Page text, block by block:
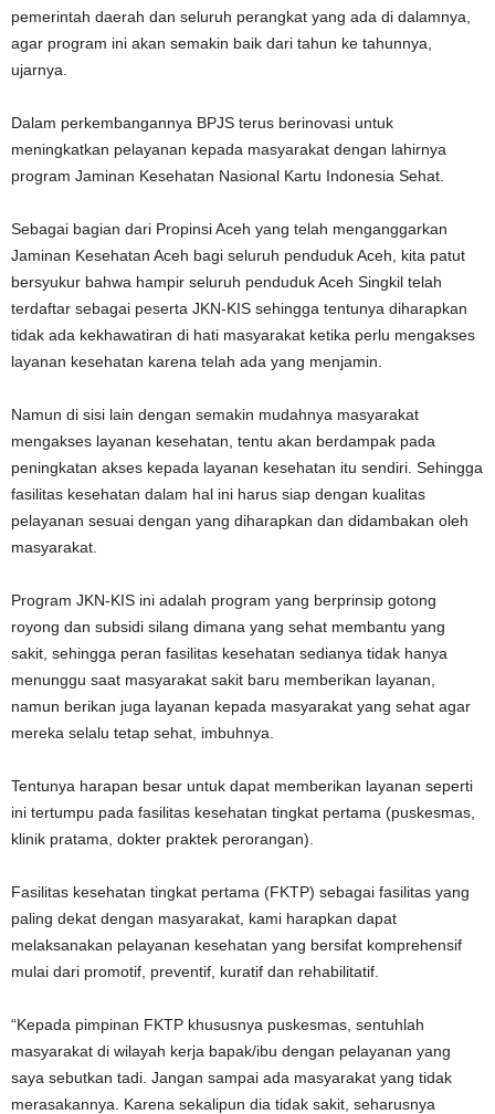
pemerintah daerah dan seluruh perangkat yang ada di dalamnya,
agar program ini akan semakin baik dari tahun ke tahunnya,
ujarnya.
Dalam perkembangannya BPJS terus berinovasi untuk
meningkatkan pelayanan kepada masyarakat dengan lahirnya
program Jaminan Kesehatan Nasional Kartu Indonesia Sehat.
Sebagai bagian dari Propinsi Aceh yang telah menganggarkan
Jaminan Kesehatan Aceh bagi seluruh penduduk Aceh, kita patut
bersyukur bahwa hampir seluruh penduduk Aceh Singkil telah
terdaftar sebagai peserta JKN-KIS sehingga tentunya diharapkan
tidak ada kekhawatiran di hati masyarakat ketika perlu mengakses
layanan kesehatan karena telah ada yang menjamin.
Namun di sisi lain dengan semakin mudahnya masyarakat
mengakses layanan kesehatan, tentu akan berdampak pada
peningkatan akses kepada layanan kesehatan itu sendiri. Sehingga
fasilitas kesehatan dalam hal ini harus siap dengan kualitas
pelayanan sesuai dengan yang diharapkan dan didambakan oleh
masyarakat.
Program JKN-KIS ini adalah program yang berprinsip gotong
royong dan subsidi silang dimana yang sehat membantu yang
sakit, sehingga peran fasilitas kesehatan sedianya tidak hanya
menunggu saat masyarakat sakit baru memberikan layanan,
namun berikan juga layanan kepada masyarakat yang sehat agar
mereka selalu tetap sehat, imbuhnya.
Tentunya harapan besar untuk dapat memberikan layanan seperti
ini tertumpu pada fasilitas kesehatan tingkat pertama (puskesmas,
klinik pratama, dokter praktek perorangan).
Fasilitas kesehatan tingkat pertama (FKTP) sebagai fasilitas yang
paling dekat dengan masyarakat, kami harapkan dapat
melaksanakan pelayanan kesehatan yang bersifat komprehensif
mulai dari promotif, preventif, kuratif dan rehabilitatif.
“Kepada pimpinan FKTP khususnya puskesmas, sentuhlah
masyarakat di wilayah kerja bapak/ibu dengan pelayanan yang
saya sebutkan tadi. Jangan sampai ada masyarakat yang tidak
merasakannya. Karena sekalipun dia tidak sakit, seharusnya